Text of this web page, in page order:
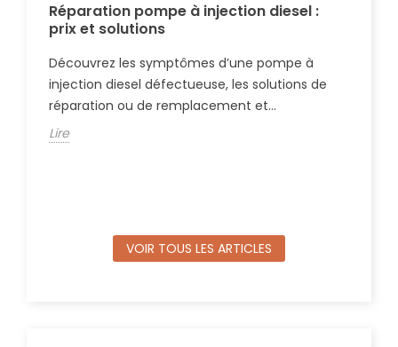
Réparation pompe à injection diesel :
prix et solutions
Découvrez les symptômes d’une pompe à
injection diesel défectueuse, les solutions de
réparation ou de remplacement et...
Lire
VOIR TOUS LES ARTICLES